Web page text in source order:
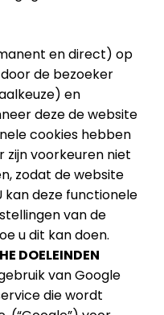
en direct) op
de bezoeker
en
deze de website
cookies hebben
zijn voorkeuren niet
zodat de website
kan deze functionele
van de
u dit kan doen.
DOELEINDEN
van Google
die wordt